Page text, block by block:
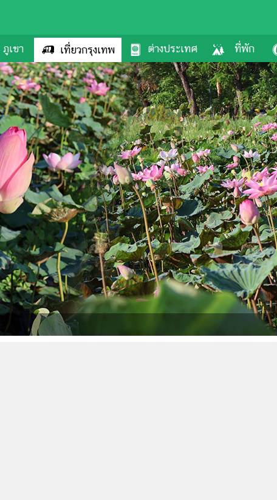
ภูเขา เที่ยวกรุงเทพ ต่างประเทศ ที่พัก